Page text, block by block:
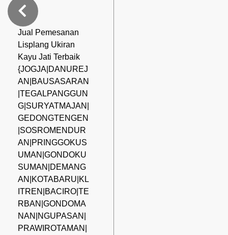
Jual Pemesanan
Lisplang Ukiran
Kayu Jati Terbaik
{JOGJA|DANUREJ
AN|BAUSASARAN
|TEGALPANGGUN
G|SURYATMAJAN|
GEDONGTENGEN
|SOSROMENDUR
AN|PRINGGOKUS
UMAN|GONDOKU
SUMAN|DEMANG
AN|KOTABARU|KL
ITREN|BACIRO|TE
RBAN|GONDOMA
NAN|NGUPASAN|
PRAWIROTAMAN|